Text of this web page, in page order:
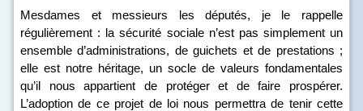
Mesdames et messieurs les députés, je le rappelle
régulièrement : la sécurité sociale n’est pas simplement un
ensemble d’administrations, de guichets et de prestations ;
elle est notre héritage, un socle de valeurs fondamentales
qu’il nous appartient de protéger et de faire prospérer.
L’adoption de ce projet de loi nous permettra de tenir cette